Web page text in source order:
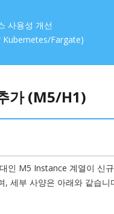
사용성 개선
Kubernetes/Fargate)
가 (M5/H1)
인 M5 Instance 계열이 신
세부 사양은 아래와 같습니